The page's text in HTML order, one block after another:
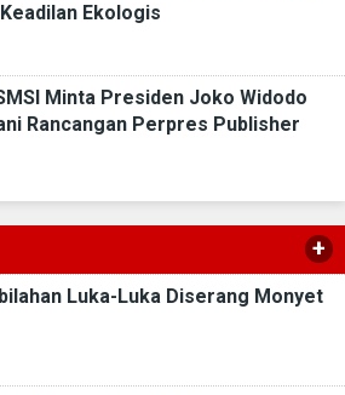
Ekologis
Minta Presiden Joko Widodo
Rancangan Perpres Publisher
+
Luka-Luka Diserang Monyet